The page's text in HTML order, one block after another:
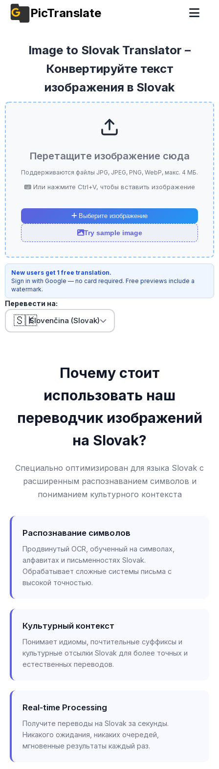
PicTranslate
Image to Slovak Translator –
Конвертируйте текст
изображения в Slovak
Перетащите изображение сюда
Поддерживаются файлы JPG, JPEG, PNG, WebP, макс. 4 МБ.
Или нажмите Ctrl+V, чтобы вставить изображение
Выберите изображение
Try sample image
New users get 1 free translation.
Sign in with Google — no card required. Free previews include a
watermark.
Перевести на:
🇸🇰Slovenčina (Slovak)
Почему стоит
использовать наш
переводчик изображений
на Slovak?
Специально оптимизирован для языка Slovak с
расширенным распознаванием символов и
пониманием культурного контекста
Распознавание символов
Продвинутый OCR, обученный на символах,
алфавитах и письменностях Slovak.
Обрабатывает сложные системы письма с
высокой точностью.
Культурный контекст
Понимает идиомы, почтительные суффиксы и
культурные отсылки Slovak для более точных и
естественных переводов.
Real-time Processing
Получите переводы на Slovak за секунды.
Никакого ожидания, никаких очередей,
мгновенные результаты каждый раз.